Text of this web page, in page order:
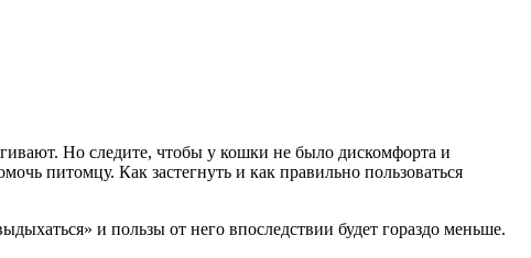
Но следите, чтобы у кошки не было дискомфорта и
питомцу. Как застегнуть и как правильно пользоваться
и пользы от него впоследствии будет гораздо меньше.